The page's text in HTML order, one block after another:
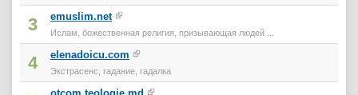
3 emuslim.net
Ислам, божественная религия, призывающая людей ...
4 elenadoicu.com
Экстрасенс, гадание, гадалка
otcom.teologie.md